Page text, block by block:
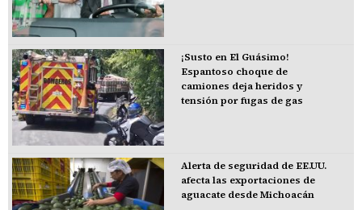
¡Susto en El Guásimo!
Espantoso choque de
camiones deja heridos y
tensión por fugas de gas
Alerta de seguridad de EE.UU.
afecta las exportaciones de
aguacate desde Michoacán